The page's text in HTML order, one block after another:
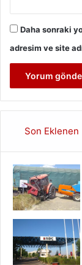
Daha sonraki
adresim ve site
Son Eklenen